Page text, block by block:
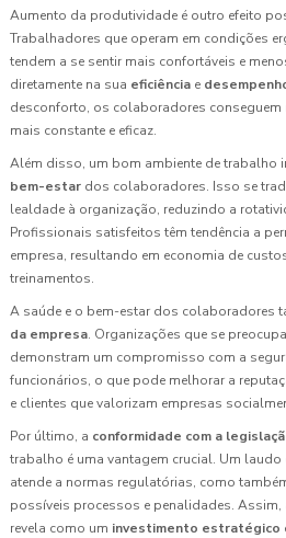
Aumento da produtividade é outro efeito
Trabalhadores que operam em condições
tendem a se sentir mais confortáveis e
diretamente na sua eficiência e
desconforto, os colaboradores
mais constante e eficaz.
Além disso, um bom ambiente de trabalho
bem-estar dos colaboradores. Isso se
lealdade à organização, reduzindo a
Profissionais satisfeitos têm tendência a
empresa, resultando em economia de
treinamentos.
A saúde e o bem-estar dos colaboradores
da empresa. Organizações que se
demonstram um compromisso com a
funcionários, o que pode melhorar a
e clientes que valorizam empresas
Por último, a conformidade com a
trabalho é uma vantagem crucial. Um
atende a normas regulatórias, como
possíveis processos e penalidades.
revela como um investimento estratégico